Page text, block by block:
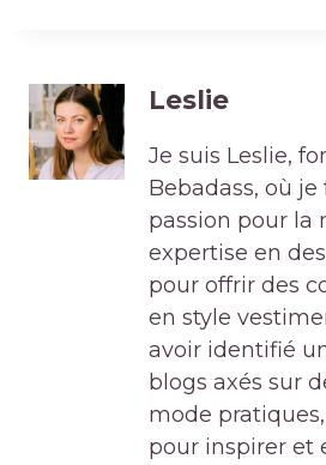
Leslie
Je suis Leslie,
Bebadass, où
passion pour la
expertise en
pour offrir des
en style
avoir identifié
blogs axés sur
mode
pour inspirer et